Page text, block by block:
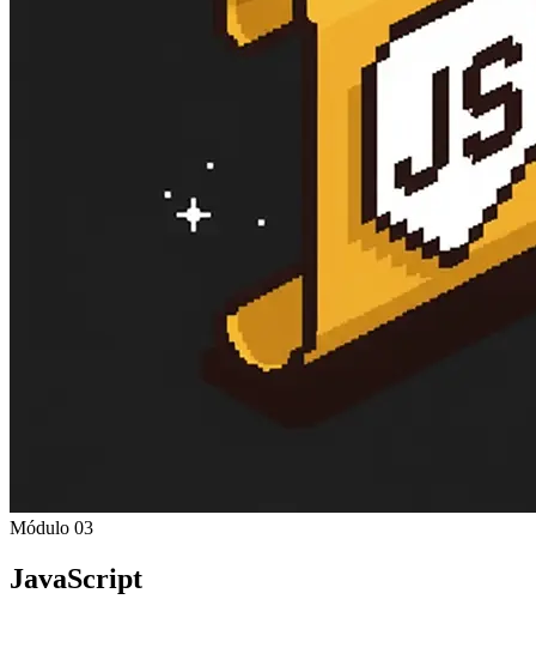
Módulo 03
JavaScript